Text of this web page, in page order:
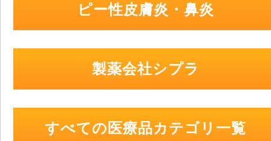
ピー性皮膚炎・鼻炎
製薬会社シプラ
すべての医療品カテゴリ一覧